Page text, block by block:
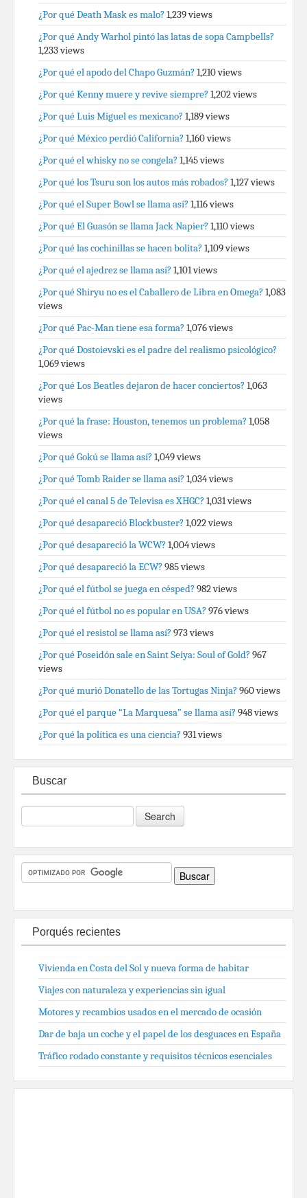
¿Por qué Death Mask es malo? 1,239 views
¿Por qué Andy Warhol pintó las latas de sopa Campbells?
1,233 views
¿Por qué el apodo del Chapo Guzmán? 1,210 views
¿Por qué Kenny muere y revive siempre? 1,202 views
¿Por qué Luis Miguel es mexicano? 1,189 views
¿Por qué México perdió California? 1,160 views
¿Por qué el whisky no se congela? 1,145 views
¿Por qué los Tsuru son los autos más robados? 1,127 views
¿Por qué el Super Bowl se llama así? 1,116 views
¿Por qué El Guasón se llama Jack Napier? 1,110 views
¿Por qué las cochinillas se hacen bolita? 1,109 views
¿Por qué el ajedrez se llama así? 1,101 views
¿Por qué Shiryu no es el Caballero de Libra en Omega? 1,083
views
¿Por qué Pac-Man tiene esa forma? 1,076 views
¿Por qué Dostoievski es el padre del realismo psicológico?
1,069 views
¿Por qué Los Beatles dejaron de hacer conciertos? 1,063
views
¿Por qué la frase: Houston, tenemos un problema? 1,058
views
¿Por qué Gokú se llama así? 1,049 views
¿Por qué Tomb Raider se llama así? 1,034 views
¿Por qué el canal 5 de Televisa es XHGC? 1,031 views
¿Por qué desapareció Blockbuster? 1,022 views
¿Por qué desapareció la WCW? 1,004 views
¿Por qué desapareció la ECW? 985 views
¿Por qué el fútbol se juega en césped? 982 views
¿Por qué el fútbol no es popular en USA? 976 views
¿Por qué el resistol se llama así? 973 views
¿Por qué Poseidón sale en Saint Seiya: Soul of Gold? 967
views
¿Por qué murió Donatello de las Tortugas Ninja? 960 views
¿Por qué el parque “La Marquesa” se llama así? 948 views
¿Por qué la política es una ciencia? 931 views
Buscar
Porqués recientes
Vivienda en Costa del Sol y nueva forma de habitar
Viajes con naturaleza y experiencias sin igual
Motores y recambios usados en el mercado de ocasión
Dar de baja un coche y el papel de los desguaces en España
Tráfico rodado constante y requisitos técnicos esenciales